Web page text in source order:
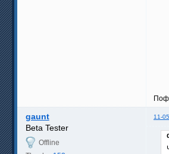
gaunt 11-
Beta Tester
Offline